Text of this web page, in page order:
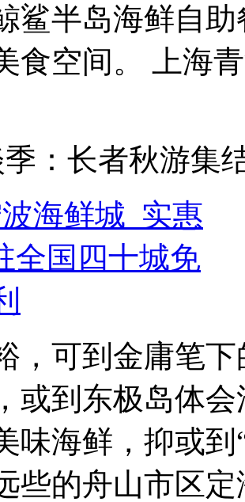
鲨半岛海鲜自
食空间。 上海
：长者秋游集
，可到金庸笔
或到东极岛体
味海鲜，抑或
些的舟山市区